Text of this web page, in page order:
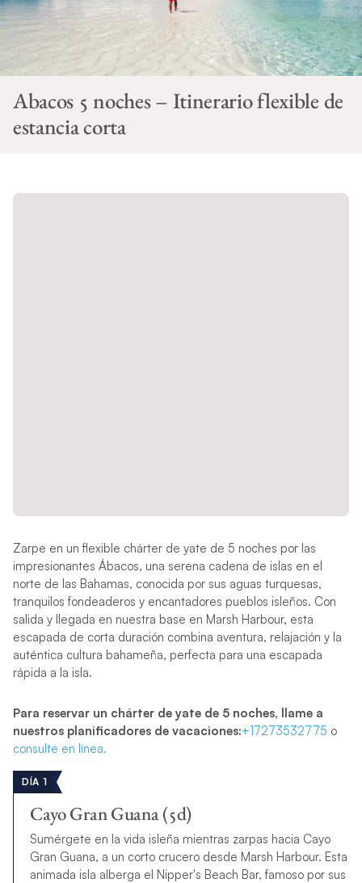
Abacos 5 noches – Itinerario flexible de
estancia corta
Zarpe en un flexible chárter de yate de 5 noches por las
impresionantes Ábacos, una serena cadena de islas en el
norte de las Bahamas, conocida por sus aguas turquesas,
tranquilos fondeaderos y encantadores pueblos isleños. Con
salida y llegada en nuestra base en Marsh Harbour, esta
escapada de corta duración combina aventura, relajación y la
auténtica cultura bahameña, perfecta para una escapada
rápida a la isla.
Para reservar un chárter de yate de 5 noches, llame a
nuestros planificadores de vacaciones:+17273532775 o
consulte en línea.
DÍA 1
Cayo Gran Guana (5d)
Sumérgete en la vida isleña mientras zarpas hacia Cayo
Gran Guana, a un corto crucero desde Marsh Harbour. Esta
animada isla alberga el Nipper's Beach Bar, famoso por sus